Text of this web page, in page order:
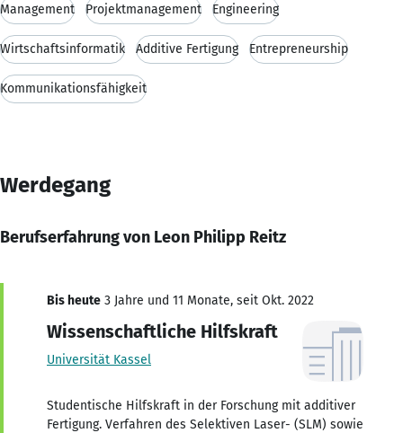
Management Projektmanagement Engineering
Wirtschaftsinformatik Additive Fertigung Entrepreneurship
Kommunikationsfähigkeit
Werdegang
Berufserfahrung von Leon Philipp Reitz
Bis heute 3 Jahre und 11 Monate, seit Okt. 2022
Wissenschaftliche Hilfskraft
Universität Kassel
Studentische Hilfskraft in der Forschung mit additiver
Fertigung. Verfahren des Selektiven Laser- (SLM) sowie